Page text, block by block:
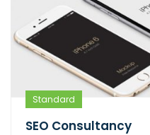
Standard
SEO Consultancy